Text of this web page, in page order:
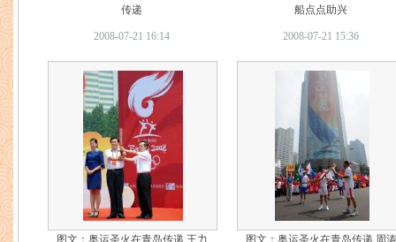
传递
2008-07-21 16:14
船点点助兴
2008-07-21 15:36
图文：奥运圣火在青岛传递 王力
图文：奥运圣火在青岛传递 周涛